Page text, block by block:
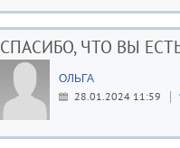
СПАСИБО, ЧТО ВЫ
ОЛЬГА
28.01.2024 11:59